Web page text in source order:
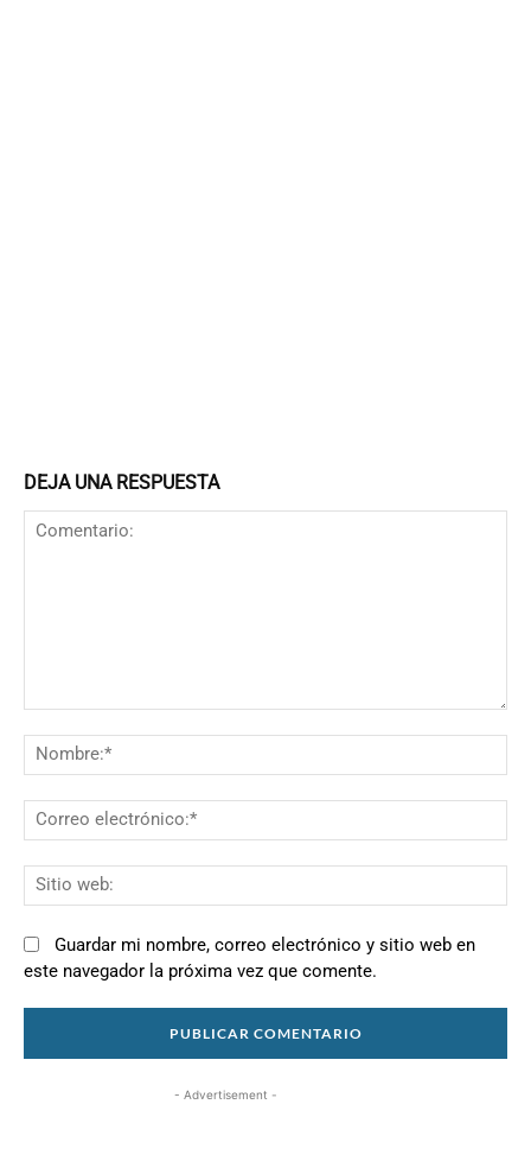
DEJA UNA RESPUESTA
Guardar mi nombre, correo electrónico y sitio web en
este navegador la próxima vez que comente.
- Advertisement -